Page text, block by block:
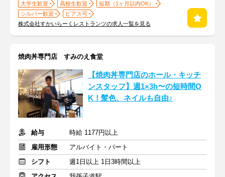
大学生歓迎 高校生歓迎
短期（1ヶ月以内OK）
シルバー歓迎
ピアス可
株式会社すかいらーくレストランツの求人一覧を見る
焼肉丼専門店 すみのえ食堂
【焼肉丼専門店のホール・キッチ
ンスタッフ】週1×3h〜の短時間O
K！髪色、ネイルも自由♪
給与
時給 1177円以上
雇用形態
アルバイト・パート
シフト
週1日以上 1日3時間以上